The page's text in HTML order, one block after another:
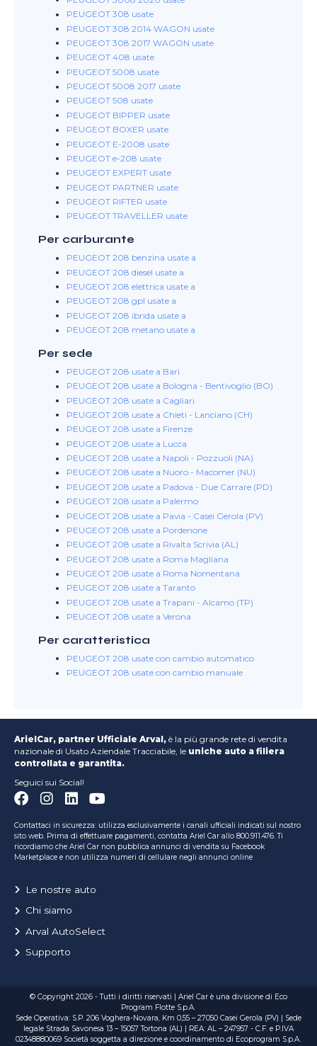
PEUGEOT 308 usate
PEUGEOT 308 2014 WAGON usate
PEUGEOT 308 2017 WAGON usate
PEUGEOT 408 usate
PEUGEOT 5008 usate
PEUGEOT 5008 2017 usate
PEUGEOT 508 usate
PEUGEOT BIPPER usate
PEUGEOT BOXER usate
PEUGEOT E-2008 usate
PEUGEOT e-208 usate
PEUGEOT EXPERT usate
PEUGEOT PARTNER usate
PEUGEOT RIFTER usate
PEUGEOT TRAVELLER usate
Per carburante
PEUGEOT 208 benzina usate a
PEUGEOT 208 diesel usate a
PEUGEOT 208 elettrica usate a
PEUGEOT 208 gpl usate a
PEUGEOT 208 ibrida usate a
PEUGEOT 208 metano usate a
Per sede
PEUGEOT 208 usate a Bari
PEUGEOT 208 usate a Bologna - Bentivoglio (BO)
PEUGEOT 208 usate a Cagliari
PEUGEOT 208 usate a Chieti - Lanciano (CH)
PEUGEOT 208 usate a Firenze
PEUGEOT 208 usate a Lucca
PEUGEOT 208 usate a Napoli - Pozzuoli (NA)
PEUGEOT 208 usate a Nuoro - Macomer (NU)
PEUGEOT 208 usate a Padova - Due Carrare (PD)
PEUGEOT 208 usate a Palermo
PEUGEOT 208 usate a Pavia - Casei Gerola (PV)
PEUGEOT 208 usate a Pordenone
PEUGEOT 208 usate a Rivalta Scrivia (AL)
PEUGEOT 208 usate a Roma Magliana
PEUGEOT 208 usate a Roma Nomentana
PEUGEOT 208 usate a Taranto
PEUGEOT 208 usate a Trapani - Alcamo (TP)
PEUGEOT 208 usate a Verona
Per caratteristica
PEUGEOT 208 usate con cambio automatico
PEUGEOT 208 usate con cambio manuale
ArielCar, partner Ufficiale Arval, è la più grande rete di vendita
nazionale di Usato Aziendale Tracciabile, le uniche auto a filiera
controllata e garantita.
Seguici sui Social!
Contattaci in sicurezza: utilizza esclusivamente i canali ufficiali indicati sul nostro
sito web. Prima di effettuare pagamenti, contatta Ariel Car allo 800.911.476. Ti
ricordiamo che Ariel Car non pubblica annunci di vendita su Facebook
Marketplace e non utilizza numeri di cellulare negli annunci online
Le nostre auto
Chi siamo
Arval AutoSelect
Supporto
© Copyright 2026 - Tutti i diritti riservati | Ariel Car è una divisione di Eco
Program Flotte S.p.A.
Sede Operativa: S.P. 206 Voghera-Novara, Km 0,55 – 27050 Casei Gerola (PV) | Sede
legale Strada Savonesa 13 – 15057 Tortona (AL) | REA: AL – 247957 - C.F. e P.IVA
02348880069 Società soggetta a direzione e coordinamento di Ecoprogram S.p.A.